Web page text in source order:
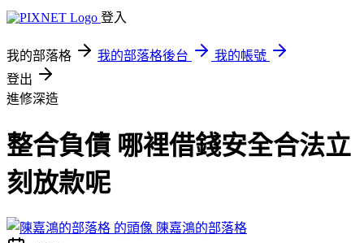
登入
我的部落格 我的部落格後台
我的帳號
登出
進修深造
整合負債 哪裡借錢安全合法立
刻放款呢
陳嘉鴻的部落格